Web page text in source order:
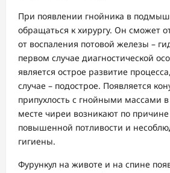
При появлении гнойника в
обращаться к хирургу. Он сможет
от воспаления потовой железы –
первом случае диагностической
является острое развитие
случае – подострое. Появляется
припухлость с гнойными массами
месте чиреи возникают по
повышенной потливости и
гигиены.
Фурункул на животе и на спине